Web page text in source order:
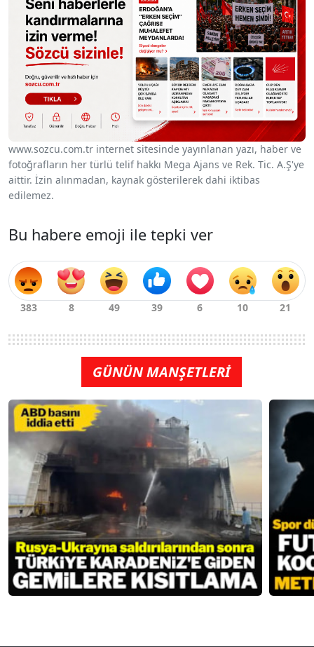
www.sozcu.com.tr internet sitesinde yayınlanan yazı, haber ve
fotoğrafların her türlü telif hakkı Mega Ajans ve Rek. Tic. A.Ş'ye
aittir. İzin alınmadan, kaynak gösterilerek dahi iktibas
edilemez.
Bu habere emoji ile tepki ver
GÜNÜN MANŞETLERİ